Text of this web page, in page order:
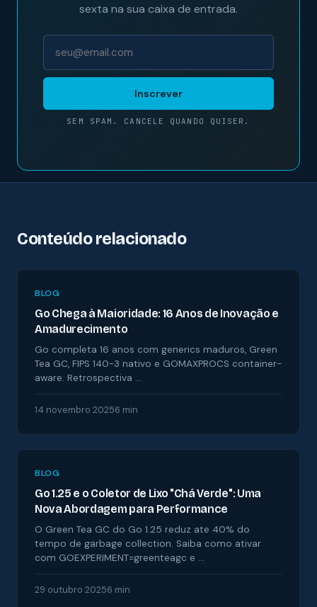
sexta na sua caixa de entrada.
Inscrever
SEM SPAM. CANCELE QUANDO QUISER.
Conteúdo relacionado
BLOG
Go Chega à Maioridade: 16 Anos de Inovação e
Amadurecimento
Go completa 16 anos com generics maduros, Green
Tea GC, FIPS 140-3 nativo e GOMAXPROCS container-
aware. Retrospectiva …
14 novembro 20256 min
BLOG
Go 1.25 e o Coletor de Lixo "Chá Verde": Uma
Nova Abordagem para Performance
O Green Tea GC do Go 1.25 reduz ate 40% do
tempo de garbage collection. Saiba como ativar
com GOEXPERIMENT=greenteagc e …
29 outubro 20256 min